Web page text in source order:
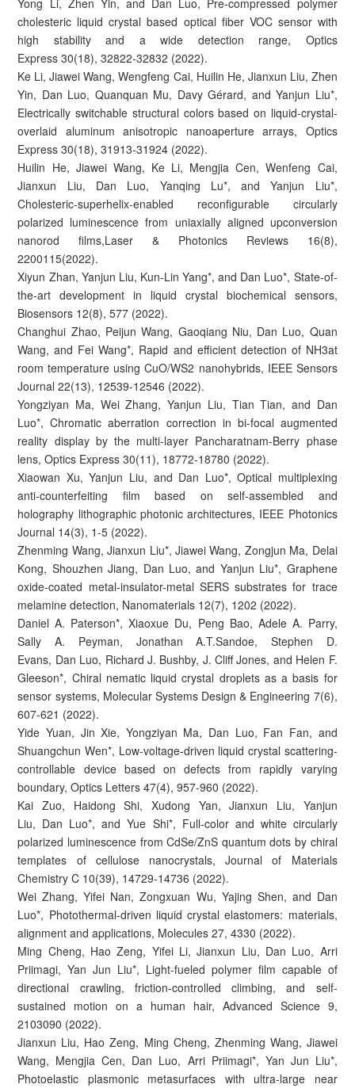
Yong Li, Zhen Yin, and Dan Luo, Pre-compressed polymer
cholesteric liquid crystal based optical fiber VOC sensor with
high stability and a wide detection range, Optics
Express 30(18), 32822-32832 (2022).
Ke Li, Jiawei Wang, Wengfeng Cai, Huilin He, Jianxun Liu, Zhen
Yin, Dan Luo, Quanquan Mu, Davy Gérard, and Yanjun Liu*,
Electrically switchable structural colors based on liquid-crystal-
overlaid aluminum anisotropic nanoaperture arrays, Optics
Express 30(18), 31913-31924 (2022).
Huilin He, Jiawei Wang, Ke Li, Mengjia Cen, Wenfeng Cai,
Jianxun Liu, Dan Luo, Yanqing Lu*, and Yanjun Liu*,
Cholesteric-superhelix-enabled reconfigurable circularly
polarized luminescence from uniaxially aligned upconversion
nanorod films,Laser & Photonics Reviews 16(8),
2200115(2022).
Xiyun Zhan, Yanjun Liu, Kun-Lin Yang*, and Dan Luo*, State-of-
the-art development in liquid crystal biochemical sensors,
Biosensors 12(8), 577 (2022).
Changhui Zhao, Peijun Wang, Gaoqiang Niu, Dan Luo, Quan
Wang, and Fei Wang*, Rapid and efficient detection of NH3at
room temperature using CuO/WS2 nanohybrids, IEEE Sensors
Journal 22(13), 12539-12546 (2022).
Yongziyan Ma, Wei Zhang, Yanjun Liu, Tian Tian, and Dan
Luo*, Chromatic aberration correction in bi-focal augmented
reality display by the multi-layer Pancharatnam-Berry phase
lens, Optics Express 30(11), 18772-18780 (2022).
Xiaowan Xu, Yanjun Liu, and Dan Luo*, Optical multiplexing
anti-counterfeiting film based on self-assembled and
holography lithographic photonic architectures, IEEE Photonics
Journal 14(3), 1-5 (2022).
Zhenming Wang, Jianxun Liu*, Jiawei Wang, Zongjun Ma, Delai
Kong, Shouzhen Jiang, Dan Luo, and Yanjun Liu*, Graphene
oxide-coated metal-insulator-metal SERS substrates for trace
melamine detection, Nanomaterials 12(7), 1202 (2022).
Daniel A. Paterson*, Xiaoxue Du, Peng Bao, Adele A. Parry,
Sally A. Peyman, Jonathan A.T.Sandoe, Stephen D.
Evans, Dan Luo, Richard J. Bushby, J. Cliff Jones, and Helen F.
Gleeson*, Chiral nematic liquid crystal droplets as a basis for
sensor systems, Molecular Systems Design & Engineering 7(6),
607-621 (2022).
Yide Yuan, Jin Xie, Yongziyan Ma, Dan Luo, Fan Fan, and
Shuangchun Wen*, Low-voltage-driven liquid crystal scattering-
controllable device based on defects from rapidly varying
boundary, Optics Letters 47(4), 957-960 (2022).
Kai Zuo, Haidong Shi, Xudong Yan, Jianxun Liu, Yanjun
Liu, Dan Luo*, and Yue Shi*, Full-color and white circularly
polarized luminescence from CdSe/ZnS quantum dots by chiral
templates of cellulose nanocrystals, Journal of Materials
Chemistry C 10(39), 14729-14736 (2022).
Wei Zhang, Yifei Nan, Zongxuan Wu, Yajing Shen, and Dan
Luo*, Photothermal-driven liquid crystal elastomers: materials,
alignment and applications, Molecules 27, 4330 (2022).
Ming Cheng, Hao Zeng, Yifei Li, Jianxun Liu, Dan Luo, Arri
Priimagi, Yan Jun Liu*, Light-fueled polymer film capable of
directional crawling, friction-controlled climbing, and self-
sustained motion on a human hair, Advanced Science 9,
2103090 (2022).
Jianxun Liu, Hao Zeng, Ming Cheng, Zhenming Wang, Jiawei
Wang, Mengjia Cen, Dan Luo, Arri Priimagi*, Yan Jun Liu*,
Photoelastic plasmonic metasurfaces with ultra-large near